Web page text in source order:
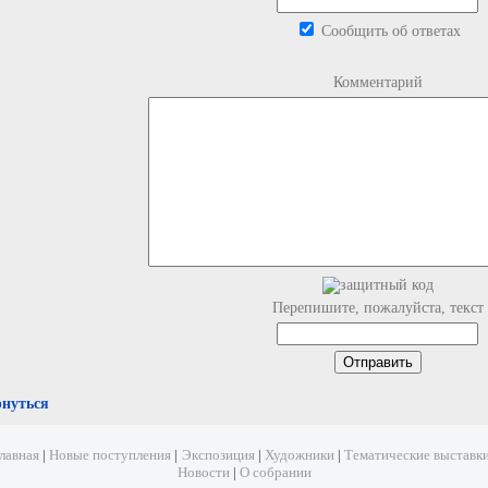
Сообщить об ответах
Комментарий
Перепишите, пожалуйста, текст
Новые поступления Экспозиция Художники
Тематические
Новости| О собрании